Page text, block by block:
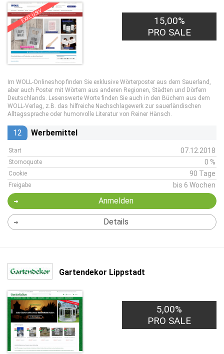
EXKLUSIV
15,00%
PRO SALE
Im WOLL-Onlineshop finden Sie exklusive Wörterposter aus dem Sauerland,
aber auch Poster mit Wörtern aus anderen Regionen, Städten und Dörfern
Deutschlands. Lesenswerte Worte finden Sie auch in den Büchern aus dem
WOLL-Verlag, z.B. das hilfreiche Nachschlagewerk zur sauerländischen
Alltagssprache oder humorvolle Literatur von Reiner Hänsch.
12 Werbemittel
Start 07.12.2018
Stornoquote 0 %
Cookie 90 Tage
Freigabe bis 6 Wochen
Anmelden
Details
Gartendekor Lippstadt
5,00%
PRO SALE